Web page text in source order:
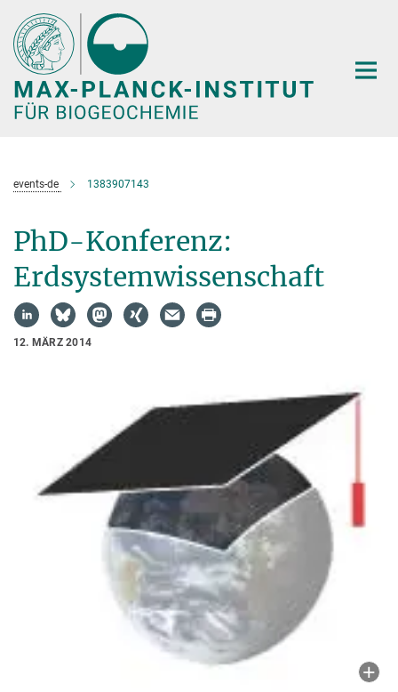
Hauptinhalt
events-de 1383907143
PhD-Konferenz:
Erdsystemwissenschaft
12. MÄRZ 2014